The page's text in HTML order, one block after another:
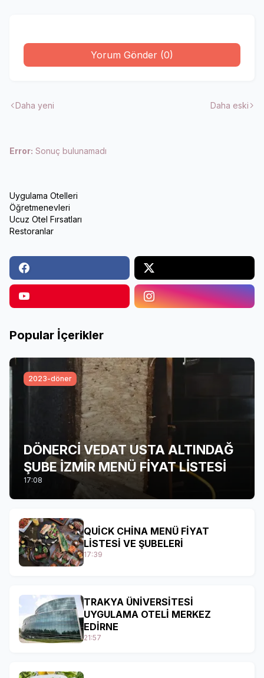
Yorum Gönder (0)
Daha yeni Daha eski
Error: Sonuç bulunamadı
Uygulama Otelleri
Öğretmenevleri
Ucuz Otel Fırsatları
Restoranlar
Popular İçerikler
2023-döner
DÖNERCİ VEDAT USTA ALTINDAĞ
ŞUBE İZMİR MENÜ FİYAT LİSTESİ
17:08
QUİCK CHİNA MENÜ FİYAT
LİSTESİ VE ŞUBELERİ
17:39
TRAKYA ÜNİVERSİTESİ
UYGULAMA OTELİ MERKEZ
EDİRNE
21:57